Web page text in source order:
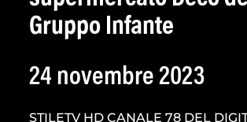
Gruppo Infante
24 novembre 2023
STILETV HD CANALE 78 DEL